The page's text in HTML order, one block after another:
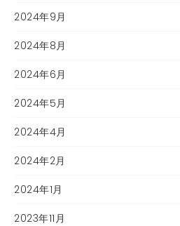
2024年9月
2024年8月
2024年6月
2024年5月
2024年4月
2024年2月
2024年1月
2023年11月